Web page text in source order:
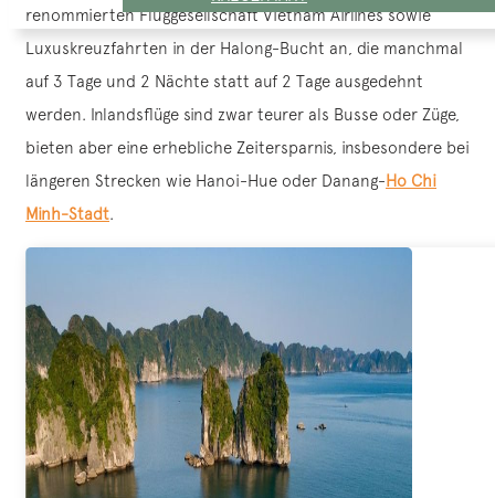
renommierten Fluggesellschaft Vietnam Airlines sowie
Luxuskreuzfahrten in der Halong-Bucht an, die manchmal
auf 3 Tage und 2 Nächte statt auf 2 Tage ausgedehnt
werden. Inlandsflüge sind zwar teurer als Busse oder Züge,
bieten aber eine erhebliche Zeitersparnis, insbesondere bei
längeren Strecken wie Hanoi-Hue oder Danang-Ho Chi
Minh-Stadt.